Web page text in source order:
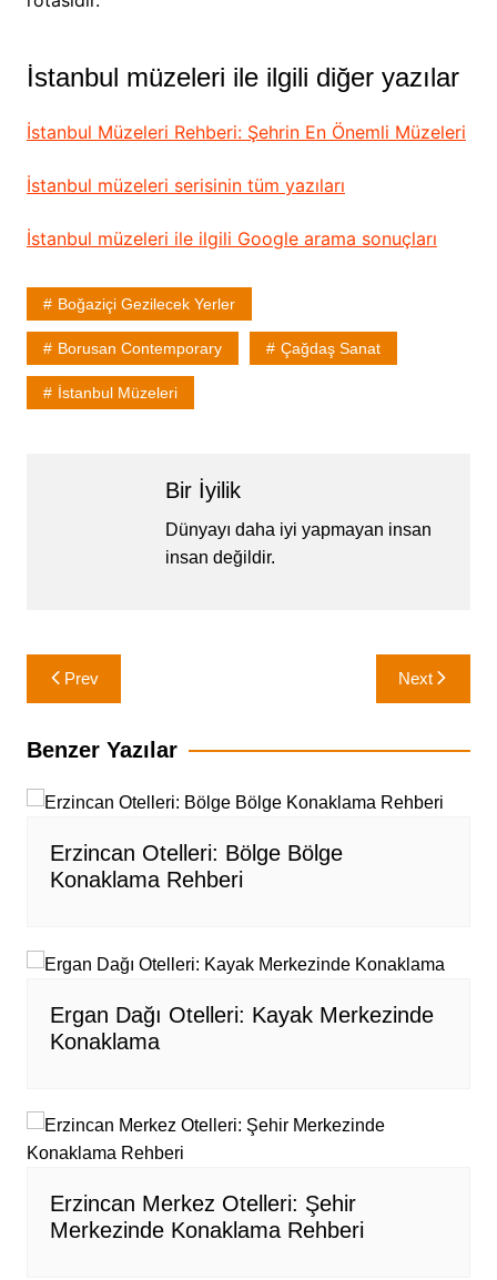
İstanbul müzeleri ile ilgili diğer yazılar
İstanbul Müzeleri Rehberi: Şehrin En Önemli Müzeleri
İstanbul müzeleri serisinin tüm yazıları
İstanbul müzeleri ile ilgili Google arama sonuçları
Boğaziçi Gezilecek Yerler
Borusan Contemporary Çağdaş Sanat
İstanbul Müzeleri
Bir İyilik
Dünyayı daha iyi yapmayan insan
insan değildir.
Yazı
gezinmesi
Prev Next
Benzer Yazılar
Erzincan Otelleri: Bölge Bölge
Konaklama Rehberi
Ergan Dağı Otelleri: Kayak Merkezinde
Konaklama
Erzincan Merkez Otelleri: Şehir
Merkezinde Konaklama Rehberi